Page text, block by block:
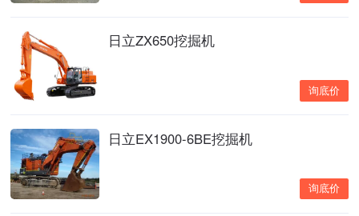
日立ZX650挖掘机
询底价
日立EX1900-6BE挖掘机
询底价